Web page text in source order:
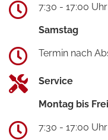
7:30 - 17:00 Uhr
Samstag
Termin nach
Service
Montag bis
7:30 - 17:00 Uhr